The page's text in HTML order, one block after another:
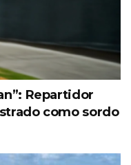
Repartidor
como sordo